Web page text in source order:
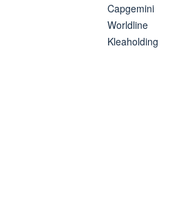
Capgemini
Worldline
Kleaholding